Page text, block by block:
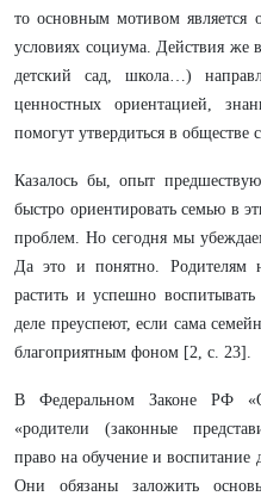
то основным мотивом является
условиях социума. Действия же
детский сад, школа…)
ценностных ориентацией,
помогут утвердиться в
Казалось бы, опыт
быстро ориентировать семью в
проблем. Но сегодня мы
Да это и понятно. Родителям
растить и успешно
деле преуспеют, если сама
благоприятным фоном [2, с. 23].
В Федеральном Законе РФ
«родители (законные
право на обучение и
Они обязаны заложить